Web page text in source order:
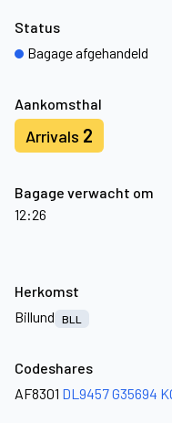
Aankomsthal
Arrivals 2
Bagage verwacht om
12:26
Status
Bagage afgehandeld
Herkomst
Billund
BLL
Codeshares
AF8301 DL9457G35694